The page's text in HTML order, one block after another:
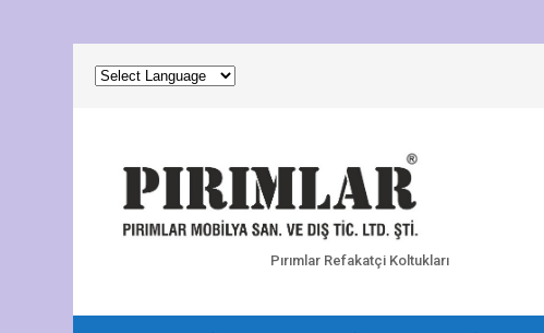
Pırımlar Refakatçi Koltukları